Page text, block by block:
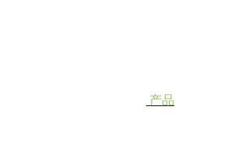
产品